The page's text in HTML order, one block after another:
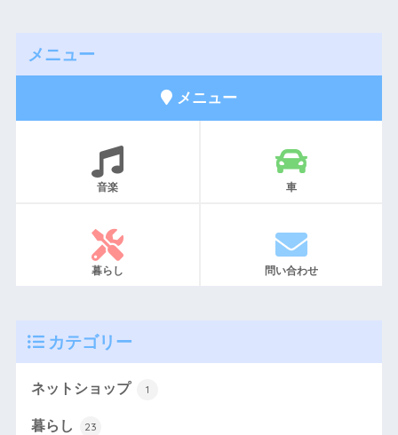
メニュー
メニュー
音楽 車
暮らし 問い合わせ
カテゴリー
ネットショップ 1
暮らし 23